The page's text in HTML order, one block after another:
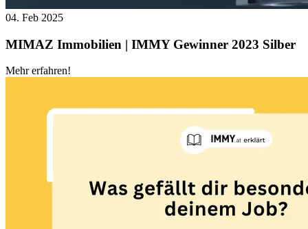
04. Feb 2025
MIMAZ Immobilien | IMMY Gewinner 2023 Silber
Mehr erfahren!